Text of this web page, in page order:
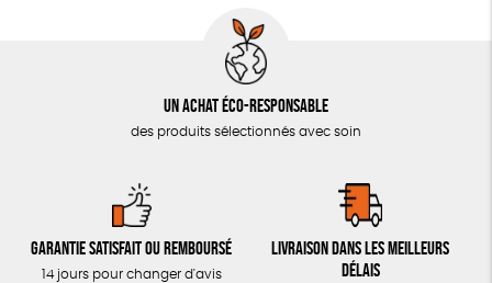
Un achat éco-responsable
des produits sélectionnés avec soin
Garantie satisfait ou remboursé
14 jours pour changer d'avis
Livraison dans les meilleurs
délais